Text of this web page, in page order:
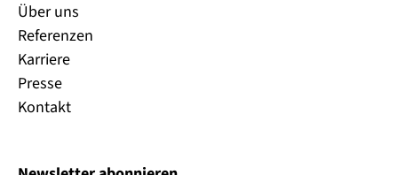
Über uns
Referenzen
Karriere
Presse
Kontakt